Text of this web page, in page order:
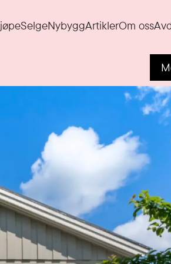
SelgeNybyggArtiklerOm oss